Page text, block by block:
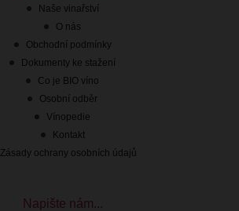
Naše vinařství
O nás
Obchodní podmínky
Dokumenty ke stažení
Co je BIO víno
Osobní odběr
Vínopedie
Kontakt
Zásady ochrany osobních údajů
Napište nám...